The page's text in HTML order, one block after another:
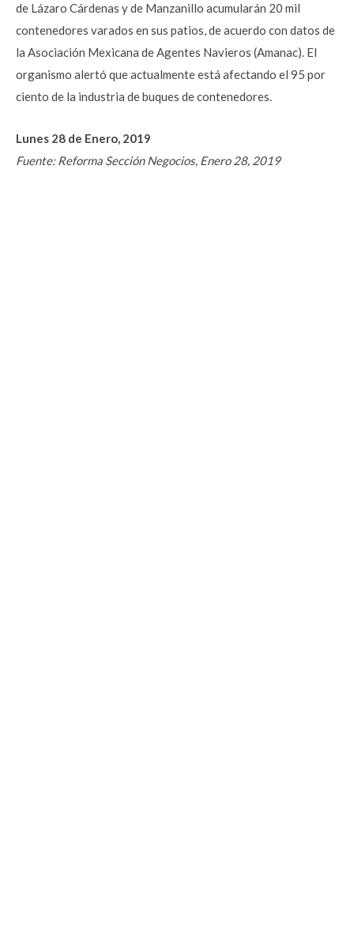
de Lázaro Cárdenas y de Manzanillo acumularán 20 mil
contenedores varados en sus patios, de acuerdo con datos de
la Asociación Mexicana de Agentes Navieros (Amanac). El
organismo alertó que actualmente está afectando el 95 por
ciento de la industria de buques de contenedores.
Lunes 28 de Enero, 2019
Fuente: Reforma Sección Negocios, Enero 28, 2019